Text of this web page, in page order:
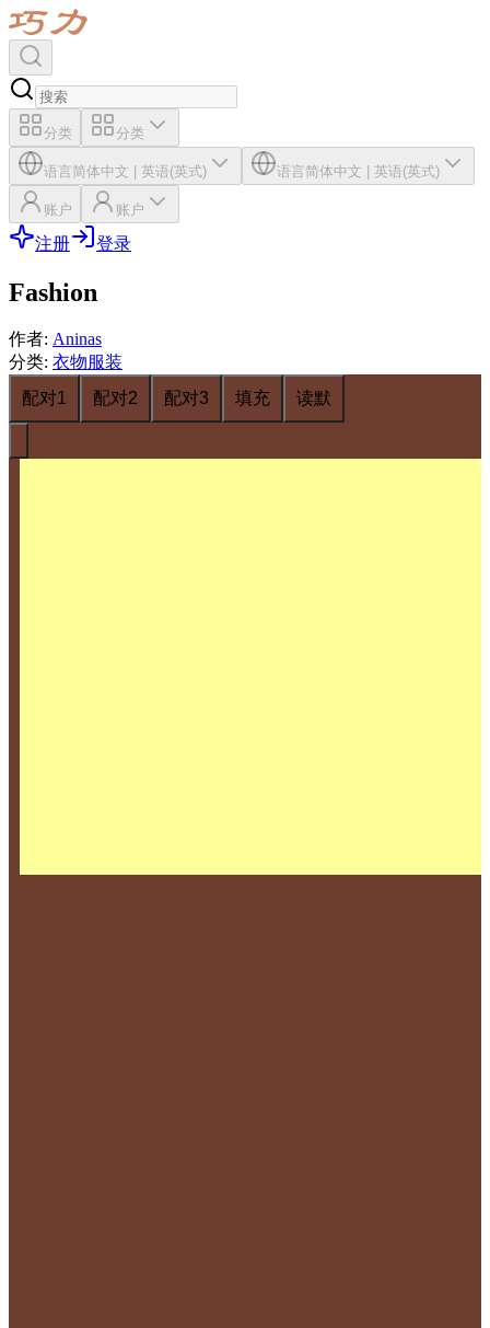
分类 分类
语言简体中文 | 英语(英式) 语言简体中文 | 英语(英式)
账户 账户
注册 登录
Fashion
作者: Aninas
分类: 衣物服装
配对1
配对2 配对3 填充 读默